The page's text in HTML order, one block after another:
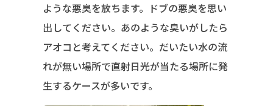
ような悪臭を放ちます。ドブの悪臭を思い
出してください。あのような臭いがしたら
アオコと考えてください。だいたい水の流
れが無い場所で直射日光が当たる場所に発
生するケースが多いです。